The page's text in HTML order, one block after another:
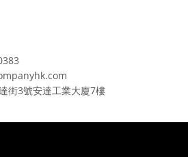
街3號安達工業大廈7樓